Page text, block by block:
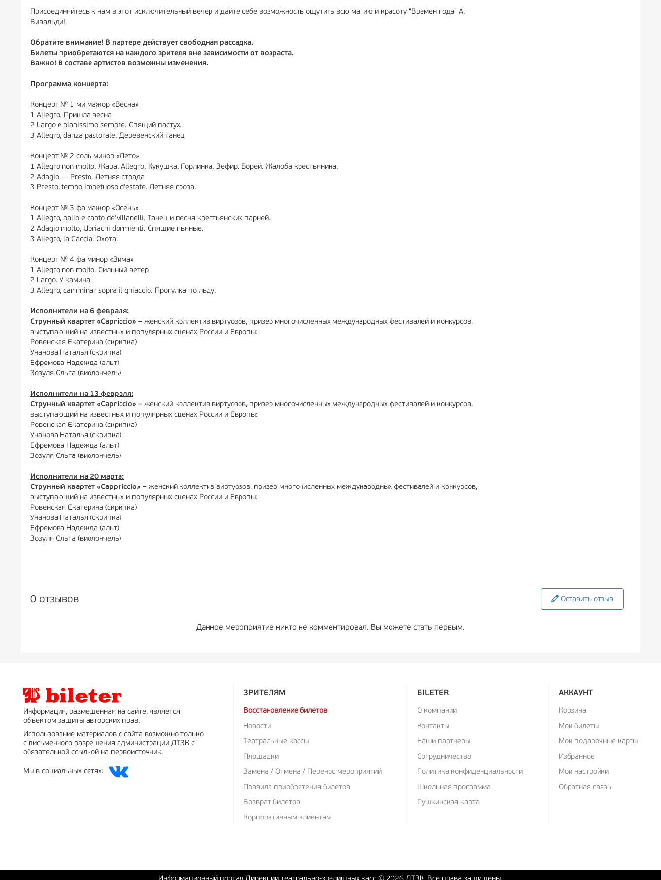
Присоединяйтесь к нам в этот исключительный вечер и дайте себе возможность ощутить всю магию и красоту "Времен года" А.
Вивальди!
Обратите внимание! В партере действует свободная рассадка.
Билеты приобретаются на каждого зрителя вне зависимости от возраста.
Важно! В составе артистов возможны изменения.
Программа концерта:
Концерт № 1 ми мажор «Весна»
1 Allegro. Пришла весна
2 Largo e pianissimo sempre. Спящий пастух.
3 Allegro, danza pastorale. Деревенский танец
Концерт № 2 соль минор «Лето»
1 Allegro non molto. Жара. Allegro. Кукушка. Горлинка. Зефир. Борей. Жалоба крестьянина.
2 Adagio — Presto. Летняя страда
3 Presto, tempo impetuoso d’estate. Летняя гроза.
Концерт № 3 фа мажор «Осень»
1 Allegro, ballo e canto de’villanelli. Танец и песня крестьянских парней.
2 Adagio molto, Ubriachi dormienti. Спящие пьяные.
3 Allegro, la Caccia. Охота.
Концерт № 4 фа минор «Зима»
1 Allegro non molto. Сильный ветер
2 Largo. У камина
3 Allegro, camminar sopra il ghiaccio. Прогулка по льду.
Исполнители на 6 февраля:
Струнный квартет «Capriccio» – женский коллектив виртуозов, призер многочисленных международных фестивалей и конкурсов,
выступающий на известных и популярных сценах России и Европы:
Ровенская Екатерина (скрипка)
Унанова Наталья (скрипка)
Ефремова Надежда (альт)
Зозуля Ольга (виолончель)
Исполнители на 13 февраля:
Струнный квартет «Capriccio» – женский коллектив виртуозов, призер многочисленных международных фестивалей и конкурсов,
выступающий на известных и популярных сценах России и Европы:
Ровенская Екатерина (скрипка)
Унанова Наталья (скрипка)
Ефремова Надежда (альт)
Зозуля Ольга (виолончель)
Исполнители на 20 марта:
Струнный квартет «Cappriccio» – женский коллектив виртуозов, призер многочисленных международных фестивалей и конкурсов,
выступающий на известных и популярных сценах России и Европы:
Ровенская Екатерина (скрипка)
Унанова Наталья (скрипка)
Ефремова Надежда (альт)
Зозуля Ольга (виолончель)
0 отзывов Оставить отзыв
Данное мероприятие никто не комментировал. Вы можете стать первым.
Информация, размещенная на сайте, является
объектом защиты авторских прав.
Использование материалов с сайта возможно только
с письменного разрешения администрации ДТЗК с
обязательной ссылкой на первоисточник.
Мы в социальных сетях:
ЗРИТЕЛЯМ
Восстановление билетов
Новости
Театральные кассы
Площадки
Замена / Отмена / Перенос мероприятий
Правила приобретения билетов
Возврат билетов
Корпоративным клиентам
BILETER
О компании
Контакты
Наши партнеры
Сотрудничество
Политика конфиденциальности
Школьная программа
Пушкинская карта
АККАУНТ
Корзина
Мои билеты
Мои подарочные карты
Избранное
Мои настройки
Обратная связь